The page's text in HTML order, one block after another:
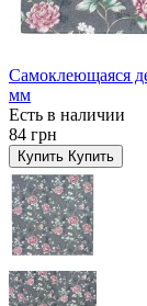
Самоклеющаяся
мм
Есть в наличии
84 грн
Купить Купить